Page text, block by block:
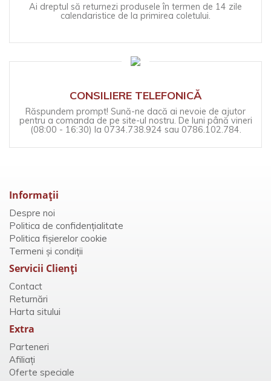
Ai dreptul să returnezi produsele în termen de 14 zile
calendaristice de la primirea coletului.
CONSILIERE TELEFONICĂ
Răspundem prompt! Sună-ne dacă ai nevoie de ajutor
pentru a comanda de pe site-ul nostru. De luni până vineri
(08:00 - 16:30) la 0734.738.924 sau 0786.102.784.
Informaţii
Despre noi
Politica de confidențialitate
Politica fișierelor cookie
Termeni și condiții
Servicii Clienţi
Contact
Returnări
Harta sitului
Extra
Parteneri
Afiliaţi
Oferte speciale